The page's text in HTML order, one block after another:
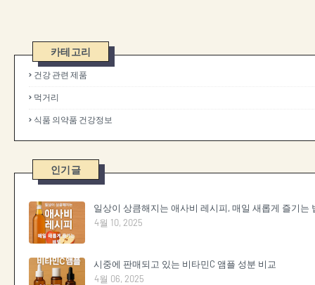
카테고리
건강 관련 제품
먹거리
식품 의약품 건강정보
인기글
일상이 상큼해지는 애사비 레시피, 매일 새롭게 즐기는
4월 10, 2025
시중에 판매되고 있는 비타민C 앰플 성분 비교
4월 06, 2025